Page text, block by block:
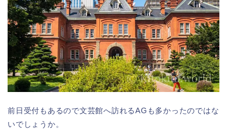
前日受付もあるので文芸館へ訪れるAGも多かったのではな
いでしょうか。